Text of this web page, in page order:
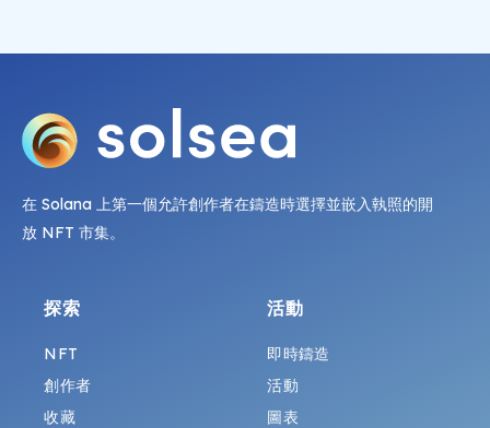
在 Solana 上第一個允許創作者在鑄造時選擇並嵌入執照的開
放 NFT 市集。
探索
NFT
創作者
收藏
活動
即時鑄造
活動
圖表